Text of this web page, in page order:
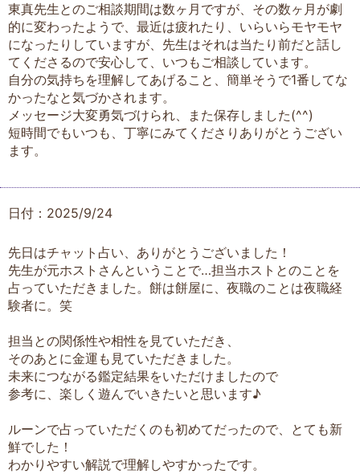
東真先生とのご相談期間は数ヶ月ですが、その数ヶ月が劇
的に変わったようで、最近は疲れたり、いらいらモヤモヤ
になったりしていますが、先生はそれは当たり前だと話し
てくださるので安心して、いつもご相談しています。
自分の気持ちを理解してあげること、簡単そうで1番してな
かったなと気づかされます。
メッセージ大変勇気づけられ、また保存しました(^^)
短時間でもいつも、丁寧にみてくださりありがとうござい
ます。
日付：2025/9/24
先日はチャット占い、ありがとうございました！
先生が元ホストさんということで…担当ホストとのことを
占っていただきました。餅は餅屋に、夜職のことは夜職経
験者に。笑
担当との関係性や相性を見ていただき、
そのあとに金運も見ていただきました。
未来につながる鑑定結果をいただけましたので
参考に、楽しく遊んでいきたいと思います♪
ルーンで占っていただくのも初めてだったので、とても新
鮮でした！
わかりやすい解説で理解しやすかったです。